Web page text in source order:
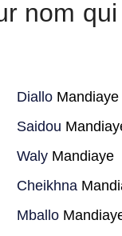
nom
DialloMandiaye
Saidou
WalyMandiaye
Cheikhna
Mballo